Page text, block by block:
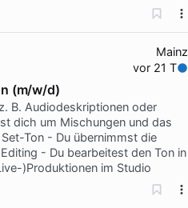
Mainz
vor 21 T
(m/w/d)
B. Audiodeskriptionen oder
dich um Mischungen und das
Ton - Du übernimmst die
- Du bearbeitest den Ton in
)Produktionen im Studio